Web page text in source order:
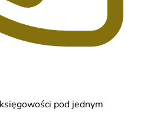
pod jednym